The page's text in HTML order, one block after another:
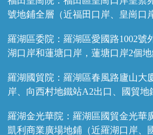
號地鋪全層（近福田口岸、皇崗口
羅湖區委院：羅湖區愛國路1002號
湖口岸和蓮塘口岸，蓮塘口岸2個地
羅湖國貿院：羅湖區春風路廬山大
岸、向西村地鐵站A2出口、國貿地
羅湖金光華院：羅湖區國貿金光華
凱利商業廣場地鋪（近羅湖口岸、